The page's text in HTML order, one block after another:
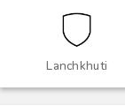
Lanchkhuti